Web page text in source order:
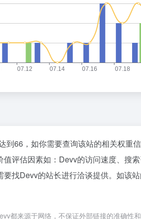
到66，如你需要查询该站的相关权重
值评估因素如：Devv的访问速度、搜
找Devv的站长进行洽谈提供。如该
都来源于网络，不保证外部链接的准确性